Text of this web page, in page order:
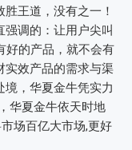
王道，没有之一！
调的：让用户尖叫
好的产品，就不会有
实效产品的需求与渠
，华夏金牛凭实力
华夏金牛依天时地
场百亿大市场,更好